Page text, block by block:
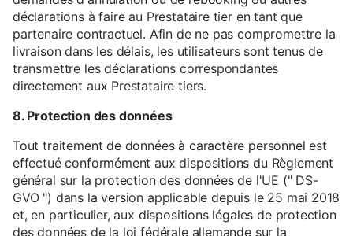
déclarations à faire au Prestataire tier en tant que
partenaire contractuel. Afin de ne pas compromettre la
livraison dans les délais, les utilisateurs sont tenus de
transmettre les déclarations correspondantes
directement aux Prestataire tiers.
8. Protection des données
Tout traitement de données à caractère personnel est
effectué conformément aux dispositions du Règlement
général sur la protection des données de l'UE (" DS-
GVO ") dans la version applicable depuis le 25 mai 2018
et, en particulier, aux dispositions légales de protection
des données de la loi fédérale allemande sur la